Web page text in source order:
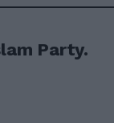
Party.